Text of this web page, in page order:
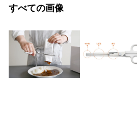
すべての画像